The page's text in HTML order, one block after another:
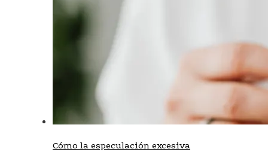
Cómo la especulación excesiva